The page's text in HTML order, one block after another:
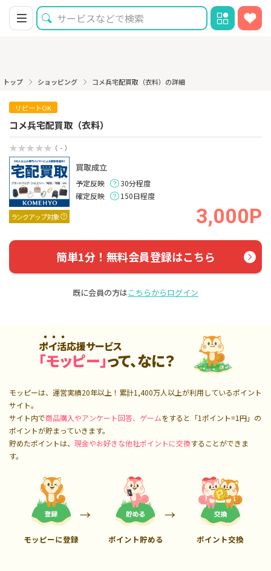
トップ ショッピング コメ兵宅配買取（衣料）の詳細
リピートOK
コメ兵宅配買取（衣料）
（ - ）
ランクアップ対象
買取成立
予定反映
30分程度
確定反映
150日程度
3,000P
簡単1分！無料会員登録はこちら
既に会員の方はこちらからログイン
ポイ活応援サービス
「モッピー」って、なに？
モッピーは、運営実績20年以上！累計1,400万人以上が利用しているポイント
サイト。
サイト内で商品購入やアンケート回答、ゲームをすると「1ポイント=1円」の
ポイントが貯まっていきます。
貯めたポイントは、 現金やお好きな他社ポイントに交換することができま
す。
モッピーに登録 ポイント貯める ポイント交換